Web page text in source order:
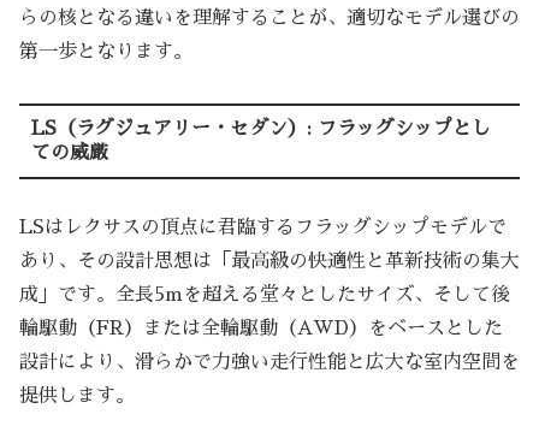
らの核となる違いを理解することが、適切なモデル選びの
第一歩となります。
LS（ラグジュアリー・セダン）: フラッグシップとし
ての威厳
LSはレクサスの頂点に君臨するフラッグシップモデルで
あり、その設計思想は「最高級の快適性と革新技術の集大
成」です。全長5mを超える堂々としたサイズ、そして後
輪駆動（FR）または全輪駆動（AWD）をベースとした
設計により、滑らかで力強い走行性能と広大な室内空間を
提供します。